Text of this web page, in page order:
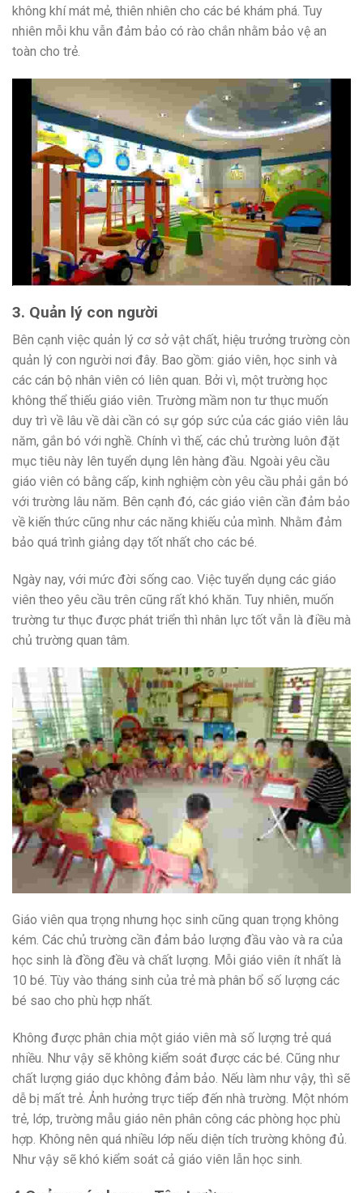
không khí mát mẻ, thiên nhiên cho các bé khám phá. Tuy
nhiên mỗi khu vẫn đảm bảo có rào chắn nhằm bảo vệ an
toàn cho trẻ.
3. Quản lý con người
Bên cạnh việc quản lý cơ sở vật chất, hiệu trưởng trường còn
quản lý con người nơi đây. Bao gồm: giáo viên, học sinh và
các cán bộ nhân viên có liên quan. Bởi vì, một trường học
không thể thiếu giáo viên. Trường mầm non tư thục muốn
duy trì về lâu về dài cần có sự góp sức của các giáo viên lâu
năm, gắn bó với nghề. Chính vì thế, các chủ trường luôn đặt
mục tiêu này lên tuyển dụng lên hàng đầu. Ngoài yêu cầu
giáo viên có bằng cấp, kinh nghiệm còn yêu cầu phải gắn bó
với trường lâu năm. Bên cạnh đó, các giáo viên cần đảm bảo
về kiến thức cũng như các năng khiếu của mình. Nhằm đảm
bảo quá trình giảng dạy tốt nhất cho các bé.
Ngày nay, với mức đời sống cao. Việc tuyển dụng các giáo
viên theo yêu cầu trên cũng rất khó khăn. Tuy nhiên, muốn
trường tư thục được phát triển thì nhân lực tốt vẫn là điều mà
chủ trường quan tâm.
Giáo viên qua trọng nhưng học sinh cũng quan trọng không
kém. Các chủ trường cần đảm bảo lượng đầu vào và ra của
học sinh là đồng đều và chất lượng. Mỗi giáo viên ít nhất là
10 bé. Tùy vào tháng sinh của trẻ mà phân bổ số lượng các
bé sao cho phù hợp nhất.
Không được phân chia một giáo viên mà số lượng trẻ quá
nhiều. Như vậy sẽ không kiểm soát được các bé. Cũng như
chất lượng giáo dục không đảm bảo. Nếu làm như vậy, thì sẽ
dễ bị mất trẻ. Ảnh hưởng trực tiếp đến nhà trường. Một nhóm
trẻ, lớp, trường mẫu giáo nên phân công các phòng học phù
hợp. Không nên quá nhiều lớp nếu diện tích trường không đủ.
Như vậy sẽ khó kiểm soát cả giáo viên lẫn học sinh.